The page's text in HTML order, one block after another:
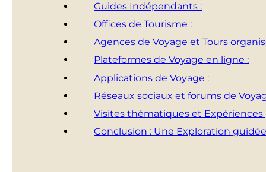
Guides Indépendants :
Offices de Tourisme :
Agences de Voyage et Tours
Plateformes de Voyage en ligne :
Applications de Voyage :
Réseaux sociaux et forums de
Visites thématiques et Expériences
Conclusion : Une Exploration